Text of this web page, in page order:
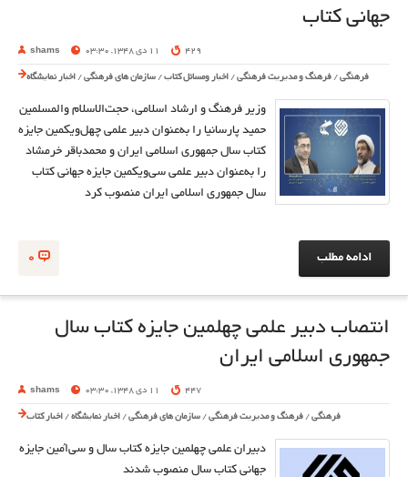
جهانی کتاب
shams 11 دی 1348, 03:30 429
فرهنگی / فرهنگ و مدیریت فرهنگی / اخبار ومسائل کتاب / سازمان های فرهنگی / اخبار نمایشگاه
وزیر فرهنگ و ارشاد اسلامی، حجت‌الاسلام والمسلمین
حمید پارسانیا را به‌عنوان دبیر علمی چهل‌ویکمین جایزه
کتاب سال جمهوری اسلامی ایران و محمدباقر خرمشاد
را به‌عنوان دبیر علمی سی‌ویکمین جایزه جهانی کتاب
سال جمهوری اسلامی ایران منصوب کرد
0 ادامه مطلب
انتصاب دبیر علمی چهلمین جایزه کتاب سال
جمهوری اسلامی ایران
shams 11 دی 1348, 03:30 447
فرهنگی / فرهنگ و مدیریت فرهنگی / سازمان های فرهنگی / اخبار نمایشگاه / اخبار کتاب
دبیران علمی چهلمین جایزه کتاب سال و سی‌‌اُمین جایزه
جهانی کتاب سال منصوب شدند